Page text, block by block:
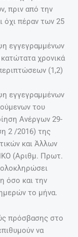
πριν από την
όχι πέραν των 25
εγγεγραμμένων
χρονικά
(1,2)
εγγεγραμμένων
του
Ανέργων 29-
2 /2016) της
και Άλλων
(Αριθμ. Πρωτ.
όσο και την
το μήνα.
πρόσβασης στο
να